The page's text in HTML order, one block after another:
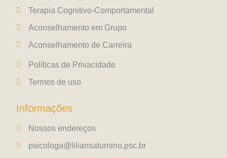
Terapia Cognitivo-Comportamental
Aconselhamento em Grupo
Aconselhamento de Carreira
Políticas de Privacidade
Termos de uso
Informações
Nossos endereços
psicologa@liliansaturnino.psc.br